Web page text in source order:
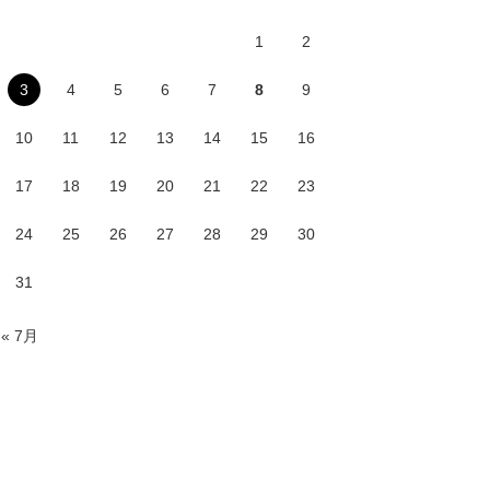
1 2
3 4 5 6 7 8 9
10 11 12 13 14 15 16
17 18 19 20 21 22 23
24 25 26 27 28 29 30
31
« 7月